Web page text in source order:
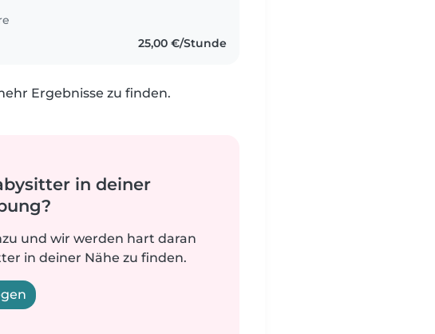
25,00 €/Stunde
Ergebnisse zu finden.
in deiner
und wir werden hart daran
in deiner Nähe zu finden.